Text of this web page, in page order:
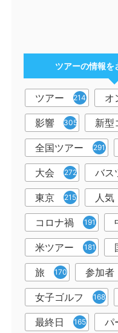
ツアーの情報を
ツアー 2142
影響 305
全国ツアー 291
大会 272 バス
東京 215 人気
コロナ禍 191
米ツアー 181
旅 170 参加者
女子ゴルフ 168
最終日 165 パ